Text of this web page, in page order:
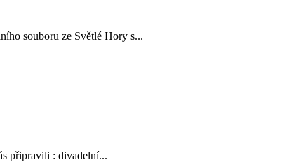
souboru ze Světlé Hory s...
připravili : divadelní...